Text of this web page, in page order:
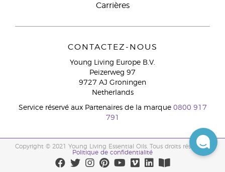
Carrières
CONTACTEZ-NOUS
Young Living Europe B.V.
Peizerweg 97
9727 AJ Groningen
Netherlands
Service réservé aux Partenaires de la marque 0800 917
791
Copyright © 2021 Young Living Essential Oils. Tous droits réservés. |
Politique de confidentialité